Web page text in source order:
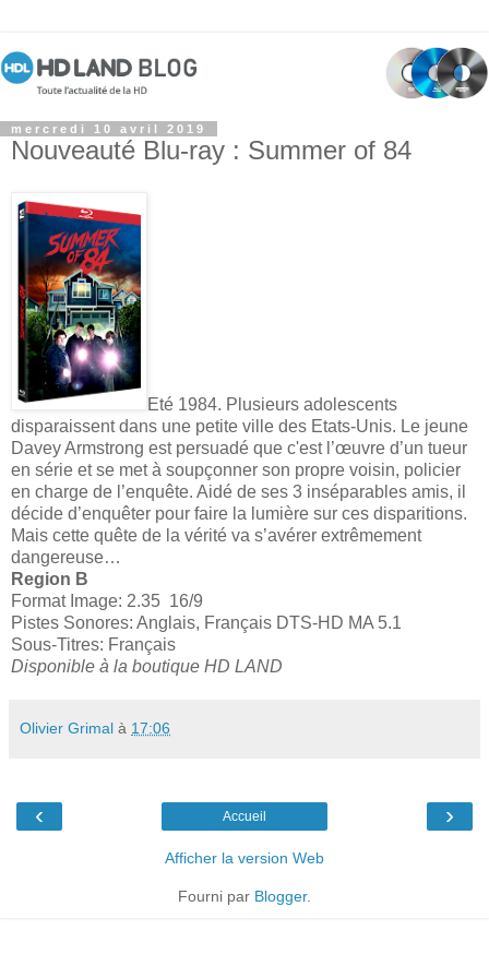
mercredi 10 avril 2019
Nouveauté Blu-ray : Summer of 84
Eté 1984. Plusieurs adolescents
disparaissent dans une petite ville des Etats-Unis. Le jeune
Davey Armstrong est persuadé que c'est l’œuvre d’un tueur
en série et se met à soupçonner son propre voisin, policier
en charge de l’enquête. Aidé de ses 3 inséparables amis, il
décide d’enquêter pour faire la lumière sur ces disparitions.
Mais cette quête de la vérité va s’avérer extrêmement
dangereuse…
Region B
Format Image: 2.35 16/9
Pistes Sonores: Anglais, Français DTS-HD MA 5.1
Sous-Titres: Français
Disponible à la boutique HD LAND
Olivier Grimal à 17:06
‹ ›
Accueil
Afficher la version Web
Fourni par Blogger.